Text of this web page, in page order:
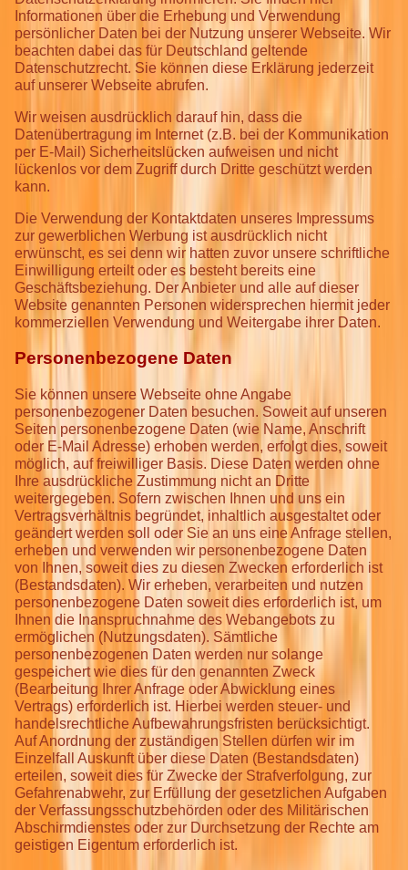
Informationen über die Erhebung und Verwendung
persönlicher Daten bei der Nutzung unserer Webseite. Wir
beachten dabei das für Deutschland geltende
Datenschutzrecht. Sie können diese Erklärung jederzeit
auf unserer Webseite abrufen.
Wir weisen ausdrücklich darauf hin, dass die
Datenübertragung im Internet (z.B. bei der Kommunikation
per E-Mail) Sicherheitslücken aufweisen und nicht
lückenlos vor dem Zugriff durch Dritte geschützt werden
kann.
Die Verwendung der Kontaktdaten unseres Impressums
zur gewerblichen Werbung ist ausdrücklich nicht
erwünscht, es sei denn wir hatten zuvor unsere schriftliche
Einwilligung erteilt oder es besteht bereits eine
Geschäftsbeziehung. Der Anbieter und alle auf dieser
Website genannten Personen widersprechen hiermit jeder
kommerziellen Verwendung und Weitergabe ihrer Daten.
Personenbezogene Daten
Sie können unsere Webseite ohne Angabe
personenbezogener Daten besuchen. Soweit auf unseren
Seiten personenbezogene Daten (wie Name, Anschrift
oder E-Mail Adresse) erhoben werden, erfolgt dies, soweit
möglich, auf freiwilliger Basis. Diese Daten werden ohne
Ihre ausdrückliche Zustimmung nicht an Dritte
weitergegeben. Sofern zwischen Ihnen und uns ein
Vertragsverhältnis begründet, inhaltlich ausgestaltet oder
geändert werden soll oder Sie an uns eine Anfrage stellen,
erheben und verwenden wir personenbezogene Daten
von Ihnen, soweit dies zu diesen Zwecken erforderlich ist
(Bestandsdaten). Wir erheben, verarbeiten und nutzen
personenbezogene Daten soweit dies erforderlich ist, um
Ihnen die Inanspruchnahme des Webangebots zu
ermöglichen (Nutzungsdaten). Sämtliche
personenbezogenen Daten werden nur solange
gespeichert wie dies für den genannten Zweck
(Bearbeitung Ihrer Anfrage oder Abwicklung eines
Vertrags) erforderlich ist. Hierbei werden steuer- und
handelsrechtliche Aufbewahrungsfristen berücksichtigt.
Auf Anordnung der zuständigen Stellen dürfen wir im
Einzelfall Auskunft über diese Daten (Bestandsdaten)
erteilen, soweit dies für Zwecke der Strafverfolgung, zur
Gefahrenabwehr, zur Erfüllung der gesetzlichen Aufgaben
der Verfassungsschutzbehörden oder des Militärischen
Abschirmdienstes oder zur Durchsetzung der Rechte am
geistigen Eigentum erforderlich ist.